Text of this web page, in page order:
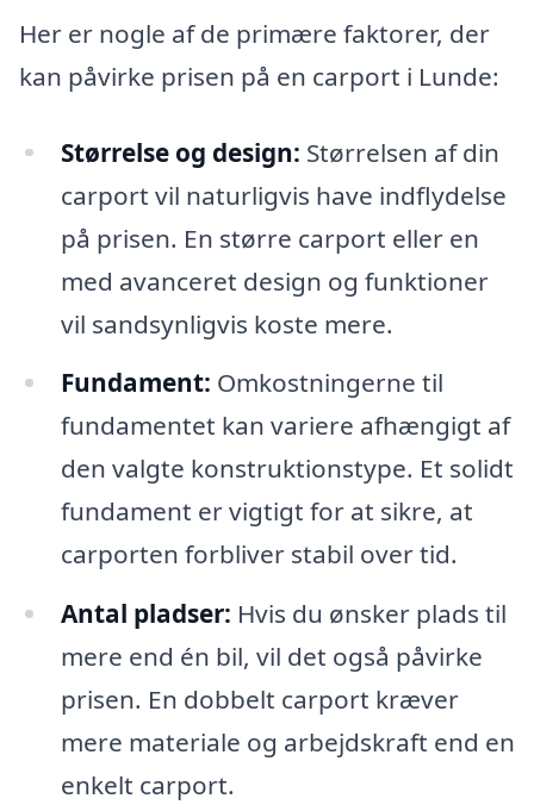
Her er nogle af de primære faktorer, der
kan påvirke prisen på en carport i Lunde:
Størrelse og design: Størrelsen af din
carport vil naturligvis have indflydelse
på prisen. En større carport eller en
med avanceret design og funktioner
vil sandsynligvis koste mere.
Fundament: Omkostningerne til
fundamentet kan variere afhængigt af
den valgte konstruktionstype. Et solidt
fundament er vigtigt for at sikre, at
carporten forbliver stabil over tid.
Antal pladser: Hvis du ønsker plads til
mere end én bil, vil det også påvirke
prisen. En dobbelt carport kræver
mere materiale og arbejdskraft end en
enkelt carport.